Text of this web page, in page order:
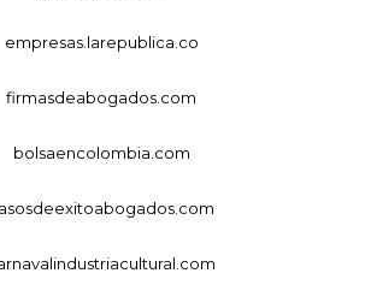
empresas.larepublica.co
firmasdeabogados.com
bolsaencolombia.com